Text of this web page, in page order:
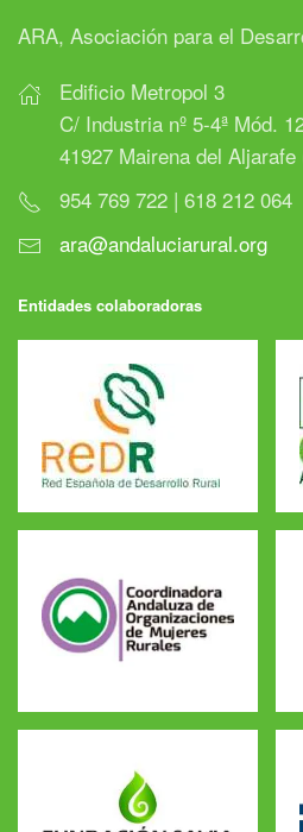
ARA, Asociación para el
Edificio Metropol 3
C/ Industria nº 5-4ª Mód.
41927 Mairena del
954 769 722 | 618 212 064
ara@andaluciarural.org
Entidades colaboradoras